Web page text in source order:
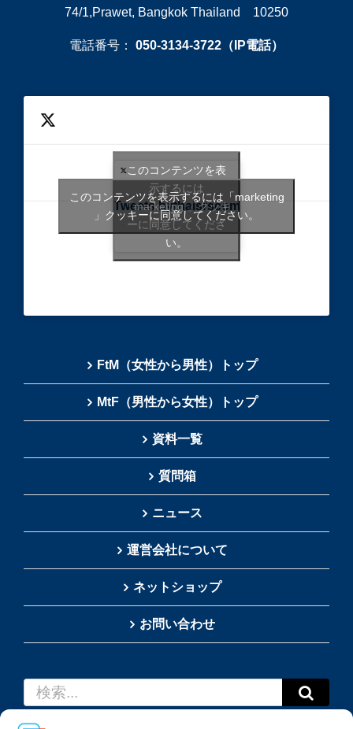
74/1,Prawet, Bangkok Thailand 10250
電話番号： 050-3134-3722（IP電話）
Tweets bythaisrscom
このコンテンツを表
示するには
「marketing 」クッキ
ーに同意してくださ
い。
このコンテンツを表示するには「marketing
」クッキーに同意してください。
FtM（女性から男性）トップ
MtF（男性から女性）トップ
資料一覧
質問箱
ニュース
運営会社について
ネットショップ
お問い合わせ
索